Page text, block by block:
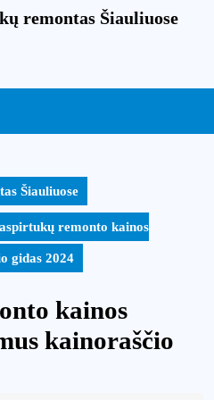
remontas Šiauliuose
Šiauliuose
remonto kainos
gidas 2024
kainos
kainoraščio